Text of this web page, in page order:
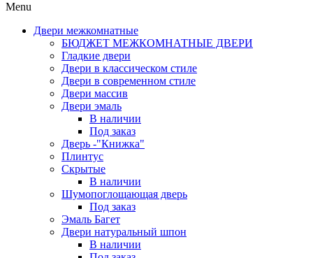
Menu
Двери межкомнатные
БЮДЖЕТ МЕЖКОМНАТНЫЕ ДВЕРИ
Гладкие двери
Двери в классическом стиле
Двери в современном стиле
Двери массив
Двери эмаль
В наличии
Под заказ
Дверь -"Книжка"
Плинтус
Скрытые
В наличии
Шумопоглощающая дверь
Под заказ
Эмаль Багет
Двери натуральный шпон
В наличии